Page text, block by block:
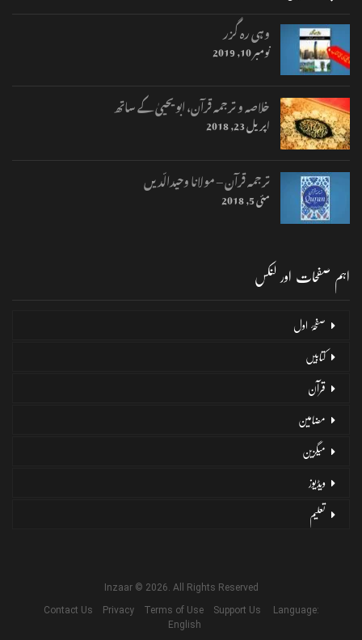
وہی رہ گزر
نومبر 10, 2019
خلاصہ و ترجمہ قرآن، ابو یحییٰ کے ساتھ
اپریل 23, 2018
ترجمہ قرآن – مولانا وحیدالّدیں
مئی 5, 2018
اہم صفحات اور لنکس
صفحۂ اول
کتابیں
قرآن
مضامین
میگزین
ویڈیوز
تعلیم
Inzaar © 2026. All Rights Reserved
Contact Us
Privacy Terms of Use Support Us
Language:
English